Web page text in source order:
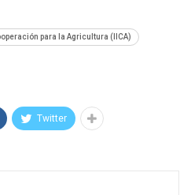
para la Agricultura (IICA)
Twitter